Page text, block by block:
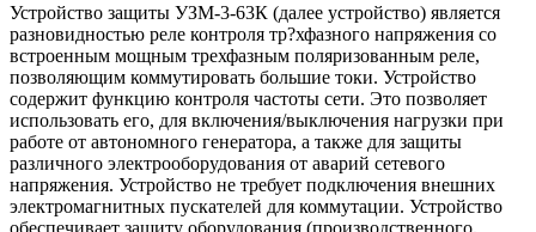
Устройство защиты УЗМ-3-63К (далее устройство) является
разновидностью реле контроля тр?хфазного напряжения со
встроенным мощным трехфазным поляризованным реле,
позволяющим коммутировать большие токи. Устройство
содержит функцию контроля частоты сети. Это позволяет
использовать его, для включения/выключения нагрузки при
работе от автономного генератора, а также для защиты
различного электрооборудования от аварий сетевого
напряжения. Устройство не требует подключения внешних
электромагнитных пускателей для коммутации. Устройство
обеспечивает защиту оборудования (производственного,